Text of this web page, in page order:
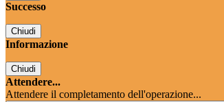
Successo
Chiudi
Informazione
Chiudi
Attendere...
Attendere il completamento dell'operazione...